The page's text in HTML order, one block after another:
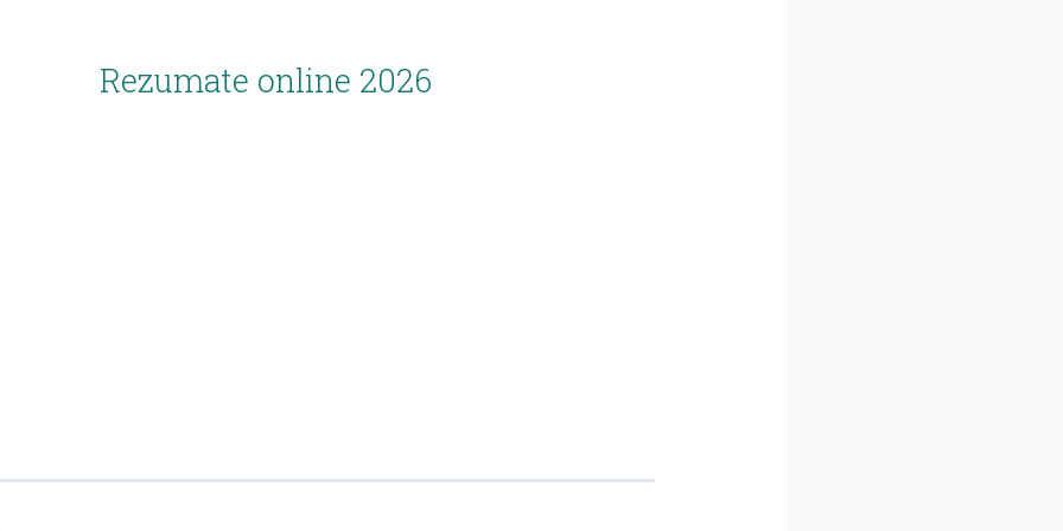
Rezumate online 2026